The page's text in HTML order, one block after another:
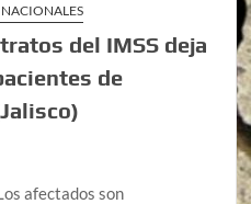
del IMSS deja
de
afectados son